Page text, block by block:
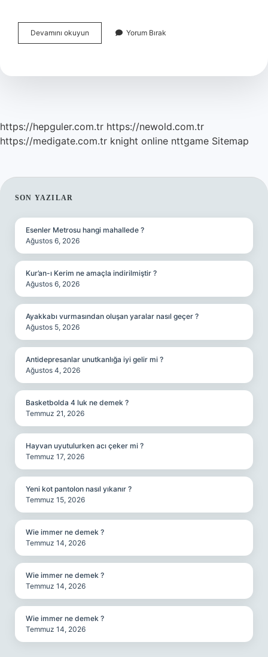
Devamını okuyun
Kırık
Ne
Yorum Bırak
https://hepguler.com.tr https://newold.com.tr
https://medigate.com.tr knight online nttgame Sitemap
SIDEBAR
SON YAZILAR
Esenler Metrosu hangi mahallede ?
Ağustos 6, 2026
Kur’an-ı Kerim ne amaçla indirilmiştir ?
Ağustos 6, 2026
Ayakkabı vurmasından oluşan yaralar nasıl geçer ?
Ağustos 5, 2026
Antidepresanlar unutkanlığa iyi gelir mi ?
Ağustos 4, 2026
Basketbolda 4 luk ne demek ?
Temmuz 21, 2026
Hayvan uyutulurken acı çeker mi ?
Temmuz 17, 2026
Yeni kot pantolon nasıl yıkanır ?
Temmuz 15, 2026
Wie immer ne demek ?
Temmuz 14, 2026
Wie immer ne demek ?
Temmuz 14, 2026
Wie immer ne demek ?
Temmuz 14, 2026